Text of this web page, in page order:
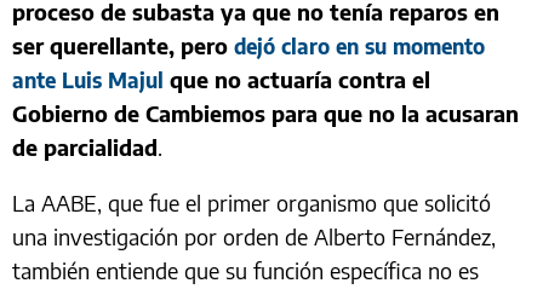
proceso de subasta ya que no tenía reparos en
ser querellante, pero dejó claro en su momento
ante Luis Majul que no actuaría contra el
Gobierno de Cambiemos para que no la acusaran
de parcialidad .
La AABE, que fue el primer organismo que solicitó
una investigación por orden de Alberto Fernández,
también entiende que su función específica no es